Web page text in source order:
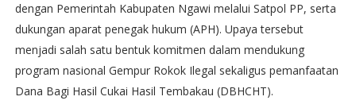
dengan Pemerintah Kabupaten Ngawi melalui Satpol PP, serta
dukungan aparat penegak hukum (APH). Upaya tersebut
menjadi salah satu bentuk komitmen dalam mendukung
program nasional Gempur Rokok Ilegal sekaligus pemanfaatan
Dana Bagi Hasil Cukai Hasil Tembakau (DBHCHT).